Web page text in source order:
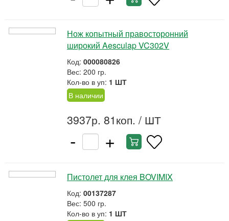
Нож копытный правосторонний
широкий Aesculap VC302V
Код: 000080826
Вес: 200 гр.
Кол-во в уп: 1 ШТ
В наличии
3937р. 81коп. / ШТ
- +
Пистолет для клея BOVIMIX
Код: 00137287
Вес: 500 гр.
Кол-во в уп: 1 ШТ